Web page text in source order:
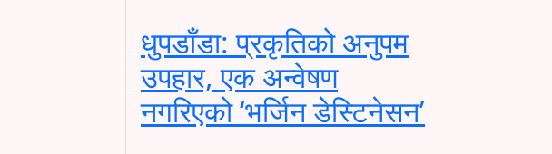
धुपडाँडा: प्रकृतिको अनुपम
उपहार, एक अन्वेषण
नगरिएको ‘भर्जिन डेस्टिनेसन’